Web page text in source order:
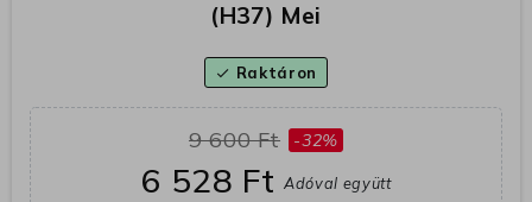
(H37) Mei
check Raktáron
9 600 Ft -32%
6 528 FtAdóval együtt